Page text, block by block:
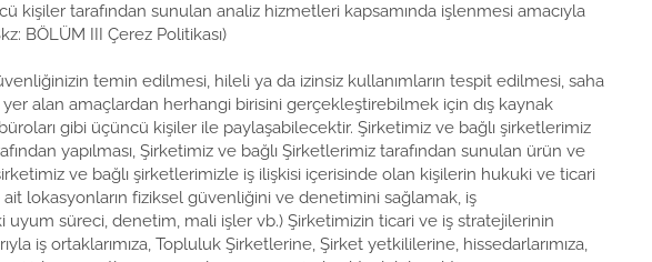
tarafından sunulan analiz hizmetleri kapsamında işlenmesi amacıyla
BÖLÜM III Çerez Politikası)
temin edilmesi, hileli ya da izinsiz kullanımların tespit edilmesi, saha
alan amaçlardan herhangi birisini gerçekleştirebilmek için dış kaynak
gibi üçüncü kişiler ile paylaşabilecektir. Şirketimiz ve bağlı şirketlerimiz
yapılması, Şirketimiz ve bağlı Şirketlerimiz tarafından sunulan ürün ve
ve bağlı şirketlerimizle iş ilişkisi içerisinde olan kişilerin hukuki ve ticari
lokasyonların fiziksel güvenliğini ve denetimini sağlamak, iş
süreci, denetim, mali işler vb.) Şirketimizin ticari ve iş stratejilerinin
iş ortaklarımıza, Topluluk Şirketlerine, Şirket yetkililerine, hissedarlarımıza,